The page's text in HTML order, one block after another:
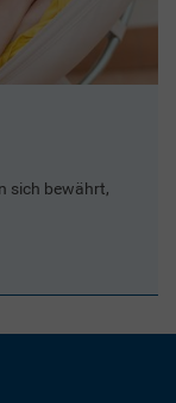
sich bewährt,